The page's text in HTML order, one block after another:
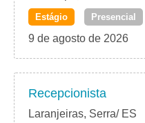
PJ
Estágio Presencial
9 de agosto de 2026
Recepcionista
Laranjeiras, Serra/ ES